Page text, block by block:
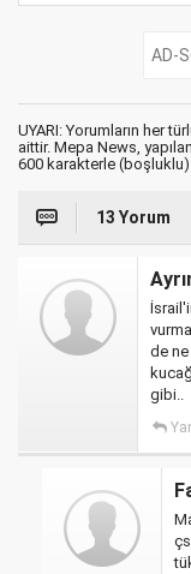
UYARI: Yorumların her
aittir. Mepa News,
600 karakterle (boşluklu)
13 Yorum
de
gibi..